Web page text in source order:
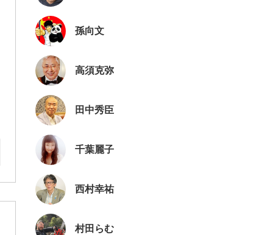
孫向文
高須克弥
田中秀臣
千葉麗子
西村幸祐
村田らむ